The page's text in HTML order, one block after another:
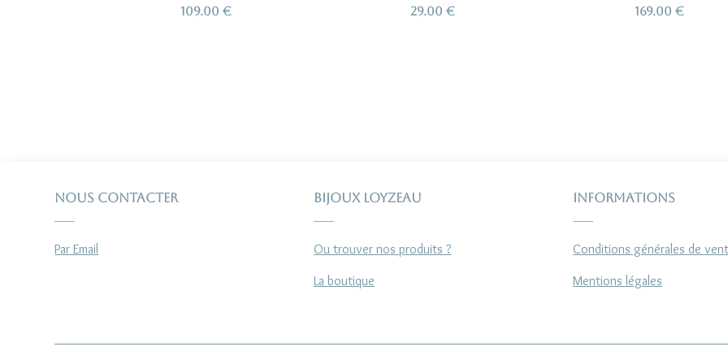
109.00 € 29.00 € 169.00 €
Nous contacter
Par Email
Bijoux Loyzeau
Ou trouver nos produits ?
La boutique
Informations
Conditions générales de
Mentions légales